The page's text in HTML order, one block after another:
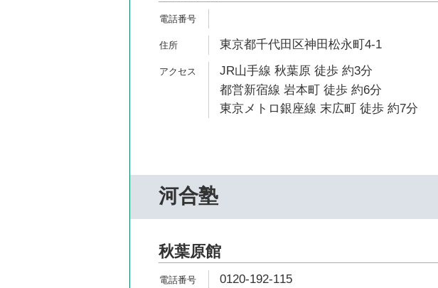
東京都千代田区神田松永町4-1
JR山手線 秋葉原 徒歩 約3分
都営新宿線 岩本町 徒歩 約6分
東京メトロ銀座線 末広町 徒歩 約7分
河合塾
秋葉原館
0120-192-115